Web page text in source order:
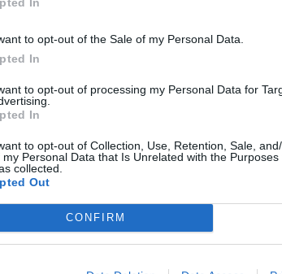
to opt-out of the Sale of my Personal Data.
In
to opt-out of processing my Personal Data for
In
to opt-out of Collection, Use, Retention, Sale,
my Personal Data that Is Unrelated with the Purposes
collected.
Out
CONFIRM